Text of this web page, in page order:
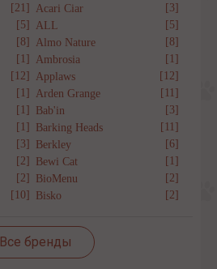
[21] Acari Ciar
[3]
[5] ALL
[5]
[8] Almo Nature
[8]
[1] Ambrosia
[1]
[12] Applaws
[12]
[1] Arden Grange
[11]
[1] Bab'in
[3]
[1] Barking Heads
[11]
[3] Berkley
[6]
[2] Bewi Cat
[1]
[2] BioMenu
[2]
[10] Bisko [2]
Все бренды